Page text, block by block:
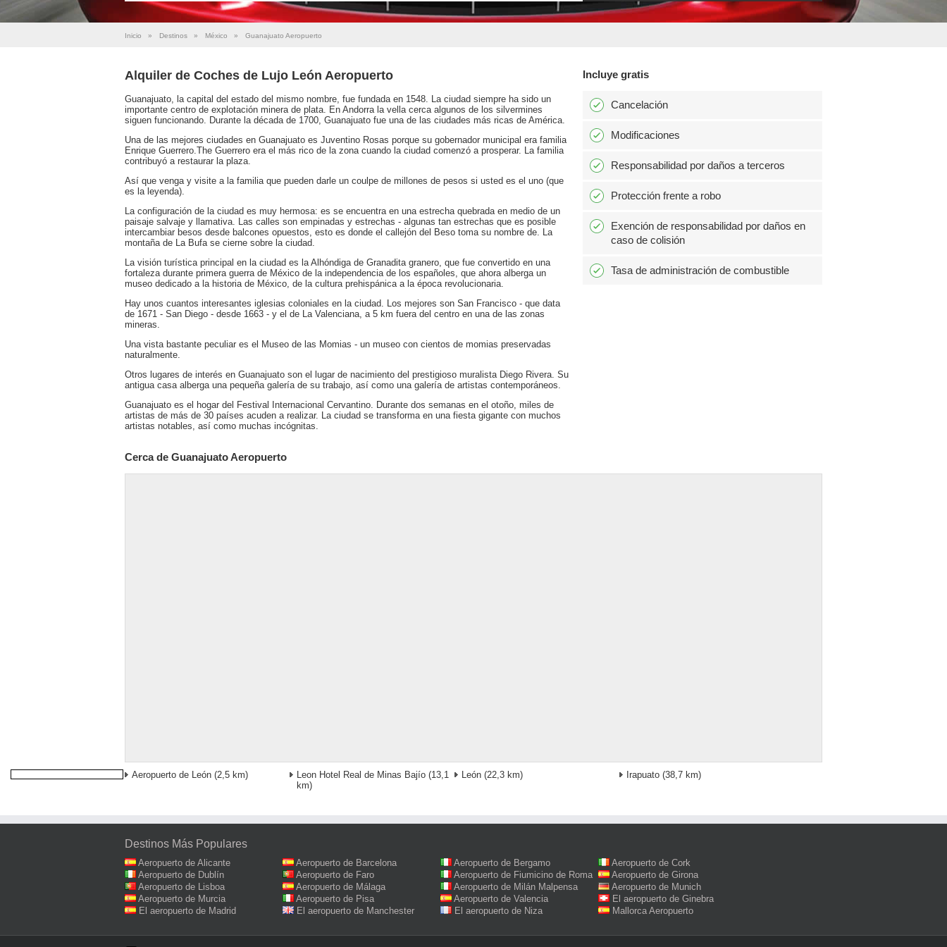
Inicio » Destinos » México » Guanajuato Aeropuerto
Alquiler de Coches de Lujo León Aeropuerto
Guanajuato, la capital del estado del mismo nombre, fue fundada en 1548. La ciudad siempre ha sido un
importante centro de explotación minera de plata. En Andorra la vella cerca algunos de los silvermines
siguen funcionando. Durante la década de 1700, Guanajuato fue una de las ciudades más ricas de América.
Una de las mejores ciudades en Guanajuato es Juventino Rosas porque su gobernador municipal era familia
Enrique Guerrero.The Guerrero era el más rico de la zona cuando la ciudad comenzó a prosperar. La familia
contribuyó a restaurar la plaza.
Así que venga y visite a la familia que pueden darle un coulpe de millones de pesos si usted es el uno (que
es la leyenda).
La configuración de la ciudad es muy hermosa: es se encuentra en una estrecha quebrada en medio de un
paisaje salvaje y llamativa. Las calles son empinadas y estrechas - algunas tan estrechas que es posible
intercambiar besos desde balcones opuestos, esto es donde el callejón del Beso toma su nombre de. La
montaña de La Bufa se cierne sobre la ciudad.
La visión turística principal en la ciudad es la Alhóndiga de Granadita granero, que fue convertido en una
fortaleza durante primera guerra de México de la independencia de los españoles, que ahora alberga un
museo dedicado a la historia de México, de la cultura prehispánica a la época revolucionaria.
Hay unos cuantos interesantes iglesias coloniales en la ciudad. Los mejores son San Francisco - que data
de 1671 - San Diego - desde 1663 - y el de La Valenciana, a 5 km fuera del centro en una de las zonas
mineras.
Una vista bastante peculiar es el Museo de las Momias - un museo con cientos de momias preservadas
naturalmente.
Otros lugares de interés en Guanajuato son el lugar de nacimiento del prestigioso muralista Diego Rivera. Su
antigua casa alberga una pequeña galería de su trabajo, así como una galería de artistas contemporáneos.
Guanajuato es el hogar del Festival Internacional Cervantino. Durante dos semanas en el otoño, miles de
artistas de más de 30 países acuden a realizar. La ciudad se transforma en una fiesta gigante con muchos
artistas notables, así como muchas incógnitas.
Incluye gratis
Cancelación
Modificaciones
Responsabilidad por daños a terceros
Protección frente a robo
Exención de responsabilidad por daños en
caso de colisión
Tasa de administración de combustible
Cerca de Guanajuato Aeropuerto
Aeropuerto de León (2,5 km) Leon Hotel Real de Minas Bajío (13,1
km)
León (22,3 km) Irapuato (38,7 km)
Destinos Más Populares
Aeropuerto de Alicante Aeropuerto de Barcelona Aeropuerto de Bergamo
Aeropuerto de Cork
Aeropuerto de Dublín
Aeropuerto de Faro Aeropuerto de Fiumicino de Roma
Aeropuerto de Girona
Aeropuerto de Lisboa
Aeropuerto de Málaga Aeropuerto de Milán Malpensa
Aeropuerto de Munich
Aeropuerto de Murcia
Aeropuerto de Pisa Aeropuerto de Valencia
El aeropuerto de Ginebra
El aeropuerto de Madrid
El aeropuerto de Manchester El aeropuerto de Niza Mallorca Aeropuerto